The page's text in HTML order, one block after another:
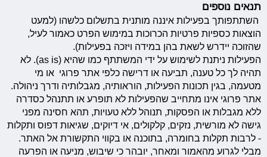
תנאים נוספים
השתתפותך בפעילות איננה מותנית בתשלום כלשהו (למעט
הוצאות כספיות פרטיות הכרוכות במימוש הפרט כאמור לעיל,
שהזוכה יידרש לשאת בהן במידה ויזכה בפעילות).
הפעילות ניתנת לשימוש על ידי המשתתף כמו שהיא (as is). לא
תהיה לך כל טענה, תביעה או דרישה כלפי אתר פרוגי או מי
מטעמה, בגין תכונות הפעילות, הוראותיה, מגבלותיה ודרך ניהולה.
אתר פרוגי אינו מתחייב שהפעילות לא תופרע או תתנהל כסדרה
ללא מגבלות או הפסקות, תנוהל ללא טעויות, תהא חסינה מפני
גישה לא מורשית, נזקים, קלקולים, אי דיוקים, שגיאות דפוס ותקלות
- לרבות תקלות בחומרה, בתוכנה או בקווי התקשורת אל האתר.
מבלי לגרוע מהאמור ומאחר, יובהר כי שיבוש, מניעה או הפרעה